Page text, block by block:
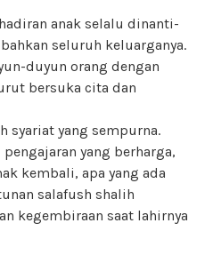
anak selalu dinanti-
seluruh keluarganya.
duyun orang dengan
bersuka cita dan
syariat yang sempurna.
yang berharga,
kembali, apa yang ada
salafush shalih
kegembiraan saat lahirnya